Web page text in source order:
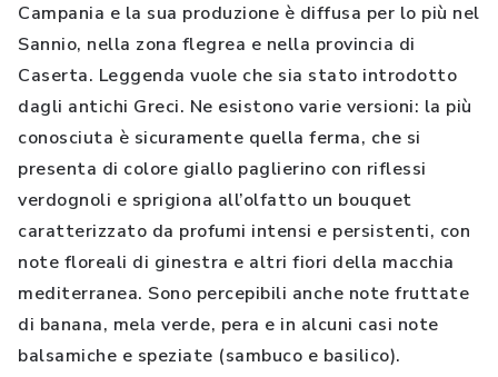
Campania e la sua produzione è diffusa per lo più nel
Sannio, nella zona flegrea e nella provincia di
Caserta. Leggenda vuole che sia stato introdotto
dagli antichi Greci. Ne esistono varie versioni: la più
conosciuta è sicuramente quella ferma, che si
presenta di colore giallo paglierino con riflessi
verdognoli e sprigiona all’olfatto un bouquet
caratterizzato da profumi intensi e persistenti, con
note floreali di ginestra e altri fiori della macchia
mediterranea. Sono percepibili anche note fruttate
di banana, mela verde, pera e in alcuni casi note
balsamiche e speziate (sambuco e basilico).